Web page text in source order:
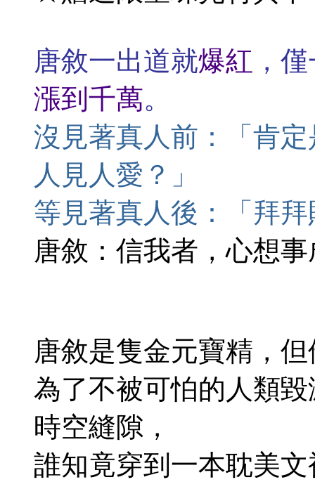
唐敘一出道就爆紅 ，
漲到千萬。
沒見著真人前：「肯
人見人愛？」
等見著真人後：「拜
唐敘：信我者，心想
唐敘是隻金元寶精，
為了不被可怕的人類
時空縫隙，
誰知竟穿到一本耽美